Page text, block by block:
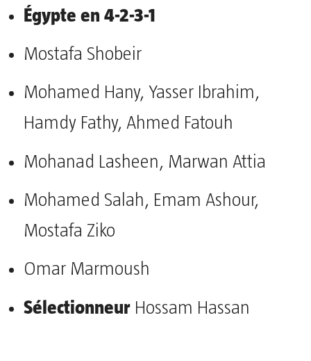
Égypte en 4-2-3-1
Mostafa Shobeir
Mohamed Hany, Yasser Ibrahim,
Hamdy Fathy, Ahmed Fatouh
Mohanad Lasheen, Marwan Attia
Mohamed Salah, Emam Ashour,
Mostafa Ziko
Omar Marmoush
SélectionneurHossam Hassan